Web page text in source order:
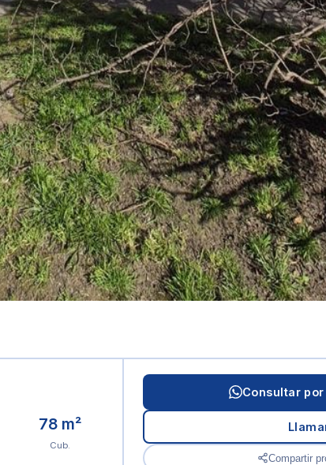
78 m²
Cub.
Consultar
Compartir